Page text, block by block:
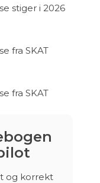
stiger i 2026
fra SKAT
fra SKAT
og korrekt